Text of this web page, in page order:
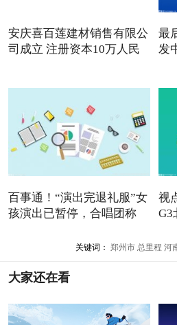
安庆喜百莲建材销售有限公
司成立 注册资本10万人民
最
发
百事通！“演出完退礼服”女
孩演出已暂停，合唱团称
视
G3
关键词： 郑州市 总里程 河
大家还在看